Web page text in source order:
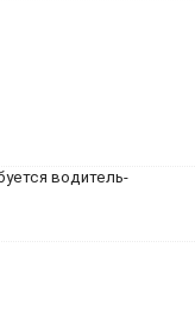
водитель-